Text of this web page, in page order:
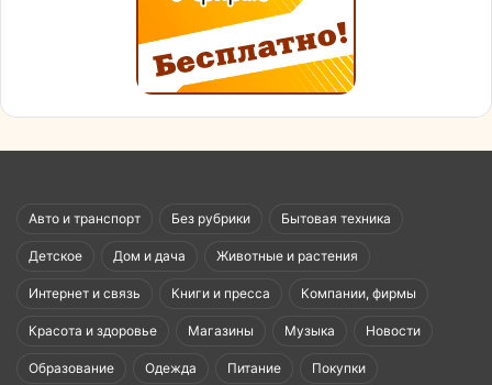
Авто и транспорт Без рубрики Бытовая техника
Детское Дом и дача Животные и растения
Интернет и связь Книги и пресса Компании, фирмы
Красота и здоровье Магазины Музыка Новости
Образование Одежда Питание Покупки